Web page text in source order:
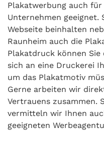
Plakatwerbung auch
Unternehmen geeignet.
Webseite beinhalten
Raunheim auch die
Plakatdruck können
sich an eine Druckerei
um das Plakatmotiv
Gerne arbeiten wir
Vertrauens zusammen.
vermitteln wir Ihnen
geeigneten